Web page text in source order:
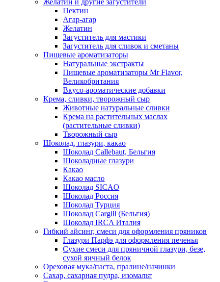
Желатин и другие загустители
Пектин
Агар-агар
Желатин
Загуститель для мастики
Загуститель для сливок и сметаны
Пищевые ароматизаторы
Натуральные экстракты
Пищевые ароматизаторы Mr Flavor,
Великобритания
Вкусо-ароматические добавки
Крема, сливки, творожный сыр
Животные натуральные сливки
Крема на растительных маслах
(растительные сливки)
Творожный сыр
Шоколад, глазури, какао
Шоколад Callebaut, Бельгия
Шоколадные глазури
Какао
Какао масло
Шоколад SICAO
Шоколад Россия
Шоколад Турция
Шоколад Cargill (Бельгия)
Шоколад IRCA Италия
Гибкий айсинг, смеси для оформления пряников
Глазури Парфэ для оформления печенья
Сухие смеси для пряничной глазури, безе,
сухой яичный белок
Ореховая мука/паста, пралине/начинки
Сахар, сахарная пудра, изомальт